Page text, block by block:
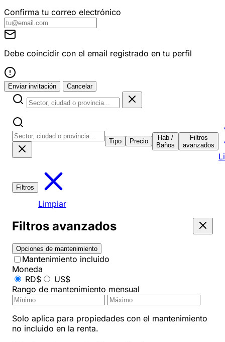
Confirma tu correo electrónico
Debe coincidir con el email registrado en tu perfil
Enviar invitación Cancelar
Tipo Precio
Hab /
Baños
Filtros
avanzados
Filtros
Limpiar
Filtros avanzados
Opciones de mantenimiento
Mantenimiento incluido
Moneda
RD$
US$
Rango de mantenimiento mensual
Solo aplica para propiedades con el mantenimiento
no incluido en la renta.